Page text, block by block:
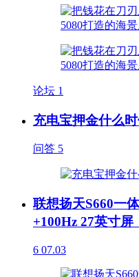
论坛 1
充电宝押金什么
问答 5
联想扬天S660一
+100Hz 27英寸屏
6 07.03